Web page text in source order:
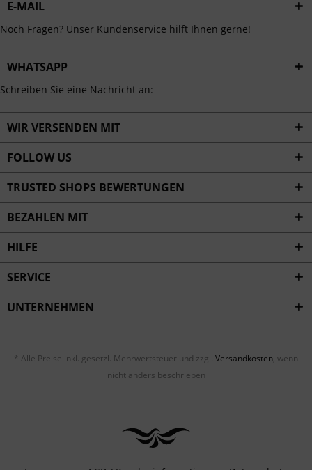
E-MAIL
Noch Fragen? Unser Kundenservice hilft Ihnen gerne!
WHATSAPP
Schreiben Sie eine Nachricht an:
WIR VERSENDEN MIT
FOLLOW US
TRUSTED SHOPS BEWERTUNGEN
BEZAHLEN MIT
HILFE
SERVICE
UNTERNEHMEN
* Alle Preise inkl. gesetzl. Mehrwertsteuer und zzgl. Versandkosten, wenn
nicht anders beschrieben
Service